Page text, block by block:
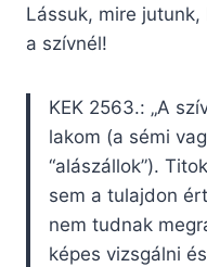
Lássuk, mire
a szívnél!
KEK 2563.: „A
lakom (a sémi
“alászállok”).
sem a tulajdon
nem tudnak
képes vizsgálni